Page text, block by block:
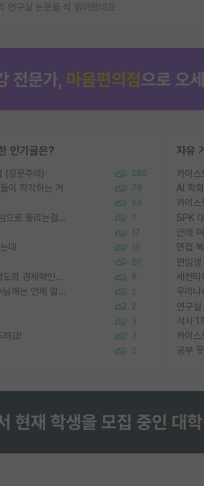
연구실 논문을 싹 읽어왔네요
인기글은?
(장문주의) 280
이 착각하는 거 79
55
왜 후배가 못하는걸 교수님은 내 책임으로 돌리는걸까요? 7
17
데 16
20
박사진학하기에 2억은 괜찮은 (?) 정도의 경제력인가요 8
타대학원 컨텍 준비중인데, 지도교수님께는 언제 말씀드려야 할까요? 2
2
3
요! 3
2
자유
카이
AI 학
카이
SPK
근데
면접
편입
세컨
연구실
석사 1
공부